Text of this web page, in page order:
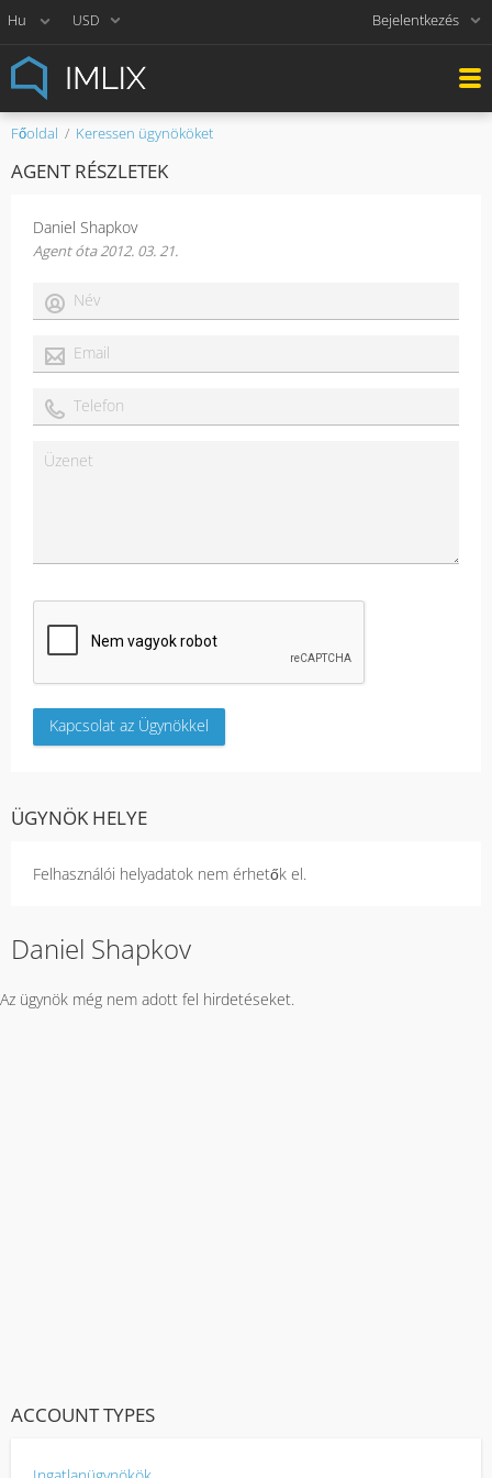
USD Bejelentkezés
Főoldal Keressen ügynököket
AGENT RÉSZLETEK
Daniel Shapkov
Agent óta 2012. 03. 21.
ÜGYNÖK HELYE
Felhasználói helyadatok nem érhetők el.
Daniel Shapkov
Az ügynök még nem adott fel hirdetéseket.
ACCOUNT TYPES